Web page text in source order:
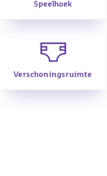
Speelhoek
Verschoningsruimte